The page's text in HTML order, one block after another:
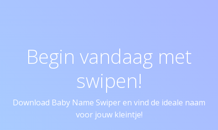
Begin vandaag met
swipen!
Download Baby Name Swiper en vind de ideale naam
voor jouw kleintje!